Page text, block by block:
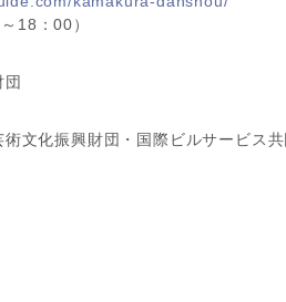
18：00）
文化振興財団・国際ビルサービス共